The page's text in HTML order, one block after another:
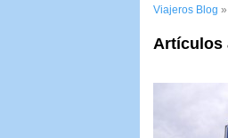
Viajeros Blog »
Artículos